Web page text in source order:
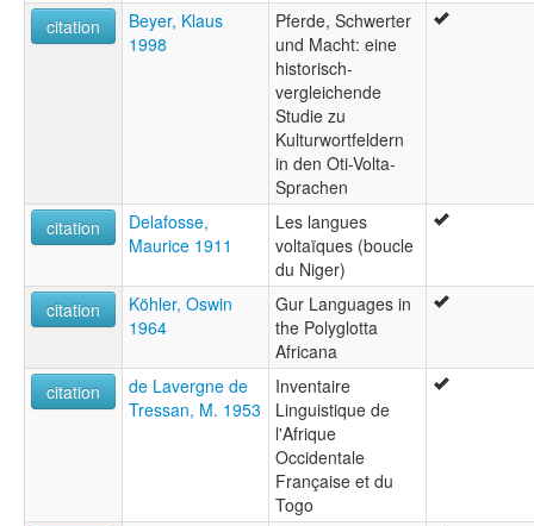
citation
Beyer, Klaus
1998
Pferde, Schwerter
und Macht: eine
historisch-
vergleichende
Studie zu
Kulturwortfeldern
in den Oti-Volta-
Sprachen
citation
Delafosse,
Maurice 1911
Les langues
voltaïques (boucle
du Niger)
citation
Köhler, Oswin
1964
Gur Languages in
the Polyglotta
Africana
citation
de Lavergne de
Tressan, M. 1953
Inventaire
Linguistique de
l'Afrique
Occidentale
Française et du
Togo